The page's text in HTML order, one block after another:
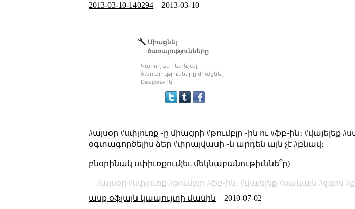
2013-03-10-140294 – 2013-03-10
#այսօր #սփյուռք ֊ը միացրի #թումբլր ֊ին ու #ֆբ֊ին։ #վայելեք
օգտագործելիս ձեր #փրայվասի ֊ն արդեն այն չէ #բնավ։
բնօրինակ սփիւռքում(եւ մեկնաբանութիւննե՞ր)
այսօր սփյուռք թումբլր ֆբ֊ին։ վայելեք սակայն զգոն
ասք օֆլայն կապույտի մասին – 2010-07-02